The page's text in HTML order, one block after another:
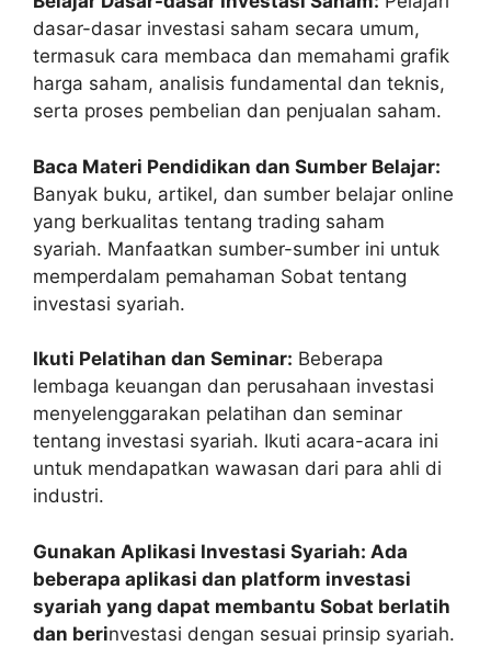
dasar-dasar investasi saham secara umum,
termasuk cara membaca dan memahami grafik
harga saham, analisis fundamental dan teknis,
serta proses pembelian dan penjualan saham.
Baca Materi Pendidikan dan Sumber Belajar:
Banyak buku, artikel, dan sumber belajar online
yang berkualitas tentang trading saham
syariah. Manfaatkan sumber-sumber ini untuk
memperdalam pemahaman Sobat tentang
investasi syariah.
Ikuti Pelatihan dan Seminar: Beberapa
lembaga keuangan dan perusahaan investasi
menyelenggarakan pelatihan dan seminar
tentang investasi syariah. Ikuti acara-acara ini
untuk mendapatkan wawasan dari para ahli di
industri.
Gunakan Aplikasi Investasi Syariah: Ada
beberapa aplikasi dan platform investasi
syariah yang dapat membantu Sobat berlatih
dan berinvestasi dengan sesuai prinsip syariah.